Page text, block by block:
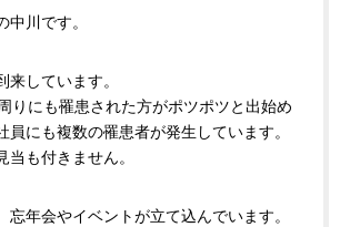
川です。
しています。
りにも罹患された方がポツポツと出始め
にも複数の罹患者が発生しています。
も付きません。
忘年会やイベントが立て込んでいます。